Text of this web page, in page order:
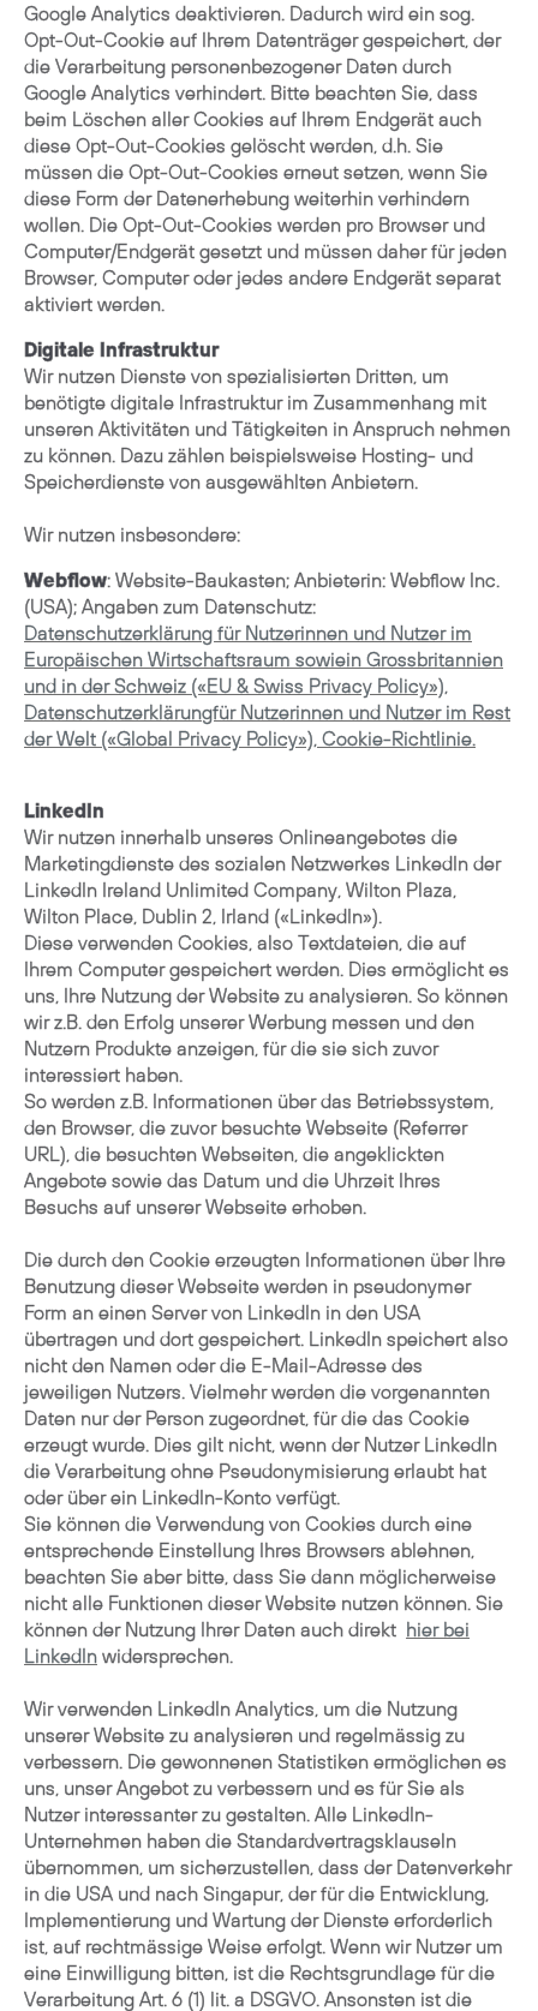
Google Analytics deaktivieren. Dadurch wird ein sog.
Opt-Out-Cookie auf Ihrem Datenträger gespeichert, der
die Verarbeitung personenbezogener Daten durch
Google Analytics verhindert. Bitte beachten Sie, dass
beim Löschen aller Cookies auf Ihrem Endgerät auch
diese Opt-Out-Cookies gelöscht werden, d.h. Sie
müssen die Opt-Out-Cookies erneut setzen, wenn Sie
diese Form der Datenerhebung weiterhin verhindern
wollen. Die Opt-Out-Cookies werden pro Browser und
Computer/Endgerät gesetzt und müssen daher für jeden
Browser, Computer oder jedes andere Endgerät separat
aktiviert werden.
Digitale Infrastruktur
Wir nutzen Dienste von spezialisierten Dritten, um
benötigte digitale Infrastruktur im Zusammenhang mit
unseren Aktivitäten und Tätigkeiten in Anspruch nehmen
zu können. Dazu zählen beispielsweise Hosting- und
Speicherdienste von ausgewählten Anbietern.
Wir nutzen insbesondere:
Webflow: Website-Baukasten; Anbieterin: Webflow Inc.
(USA); Angaben zum Datenschutz:
Datenschutzerklärung für Nutzerinnen und Nutzer im
Europäischen Wirtschaftsraum sowiein Grossbritannien
und in der Schweiz («EU & Swiss Privacy Policy»),
Datenschutzerklärungfür Nutzerinnen und Nutzer im Rest
der Welt («Global Privacy Policy»), Cookie-Richtlinie.
LinkedIn
Wir nutzen innerhalb unseres Onlineangebotes die
Marketingdienste des sozialen Netzwerkes LinkedIn der
LinkedIn Ireland Unlimited Company, Wilton Plaza,
Wilton Place, Dublin 2, Irland («LinkedIn»).
Diese verwenden Cookies, also Textdateien, die auf
Ihrem Computer gespeichert werden. Dies ermöglicht es
uns, Ihre Nutzung der Website zu analysieren. So können
wir z.B. den Erfolg unserer Werbung messen und den
Nutzern Produkte anzeigen, für die sie sich zuvor
interessiert haben.
So werden z.B. Informationen über das Betriebssystem,
den Browser, die zuvor besuchte Webseite (Referrer
URL), die besuchten Webseiten, die angeklickten
Angebote sowie das Datum und die Uhrzeit Ihres
Besuchs auf unserer Webseite erhoben.
Die durch den Cookie erzeugten Informationen über Ihre
Benutzung dieser Webseite werden in pseudonymer
Form an einen Server von LinkedIn in den USA
übertragen und dort gespeichert. LinkedIn speichert also
nicht den Namen oder die E-Mail-Adresse des
jeweiligen Nutzers. Vielmehr werden die vorgenannten
Daten nur der Person zugeordnet, für die das Cookie
erzeugt wurde. Dies gilt nicht, wenn der Nutzer LinkedIn
die Verarbeitung ohne Pseudonymisierung erlaubt hat
oder über ein LinkedIn-Konto verfügt.
Sie können die Verwendung von Cookies durch eine
entsprechende Einstellung Ihres Browsers ablehnen,
beachten Sie aber bitte, dass Sie dann möglicherweise
nicht alle Funktionen dieser Website nutzen können. Sie
können der Nutzung Ihrer Daten auch direkt hier bei
LinkedIn widersprechen.
Wir verwenden LinkedIn Analytics, um die Nutzung
unserer Website zu analysieren und regelmässig zu
verbessern. Die gewonnenen Statistiken ermöglichen es
uns, unser Angebot zu verbessern und es für Sie als
Nutzer interessanter zu gestalten. Alle LinkedIn-
Unternehmen haben die Standardvertragsklauseln
übernommen, um sicherzustellen, dass der Datenverkehr
in die USA und nach Singapur, der für die Entwicklung,
Implementierung und Wartung der Dienste erforderlich
ist, auf rechtmässige Weise erfolgt. Wenn wir Nutzer um
eine Einwilligung bitten, ist die Rechtsgrundlage für die
Verarbeitung Art. 6 (1) lit. a DSGVO. Ansonsten ist die